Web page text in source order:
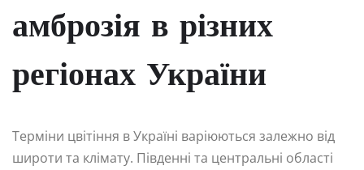
амброзія в різних
регіонах України
Терміни цвітіння в Україні варіюються залежно від
широти та клімату. Південні та центральні області